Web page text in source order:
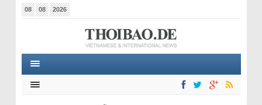
08 08 2026